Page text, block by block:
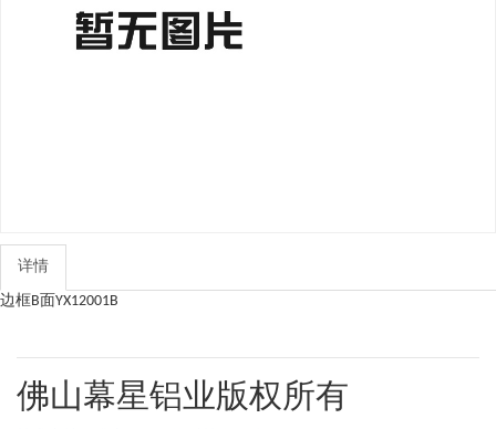
详情
边框B面YX12001B
佛山幕星铝业版权所有